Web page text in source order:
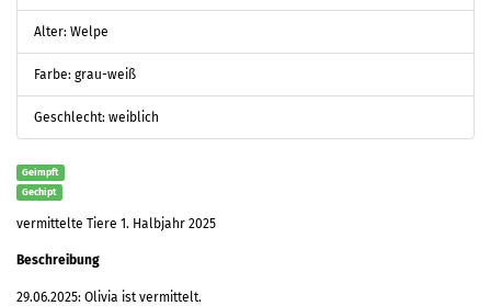
Alter: Welpe
Farbe: grau-weiß
Geschlecht: weiblich
Geimpft
Gechipt
vermittelte Tiere 1. Halbjahr 2025
Beschreibung
29.06.2025: Olivia ist vermittelt.